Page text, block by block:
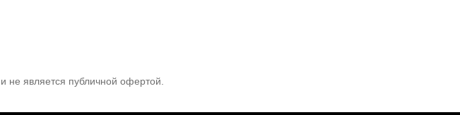
не является публичной офертой.